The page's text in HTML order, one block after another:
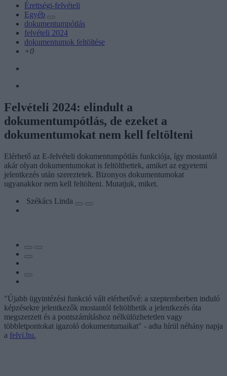
Érettségi-felvételi
Egyéb
dokumentumpótlás
felvételi 2024
dokumentumok feltöltése
+0
Felvételi 2024: elindult a
dokumentumpótlás, de ezeket a
dokumentumokat nem kell feltölteni
Elérhető az E-felvételi dokumentumpótlás funkciója, így mostantól
akár olyan dokumentumokat is feltölthettek, amiket az egyetemi
jelentkezés után szereztetek. Bizonyos dokumentumokat
ugyanakkor nem kell feltölteni. Mutatjuk, miket.
Székács Linda
"Újabb ügyintézési funkció vált elérhetővé: a szeptemberben induló
képzésekre jelentkezők mostantól feltölthetik a jelentkezés óta
megszerzett és a pontszámításhoz nélkülözhetetlen vagy
többletpontokat igazoló dokumentumaikat" - adta hírül néhány napja
a felvi.hu.